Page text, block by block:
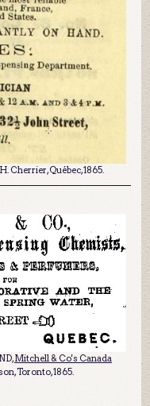
Cherrier, Québec, 1865.
Mitchell & Co's Canada
Toronto, 1865.